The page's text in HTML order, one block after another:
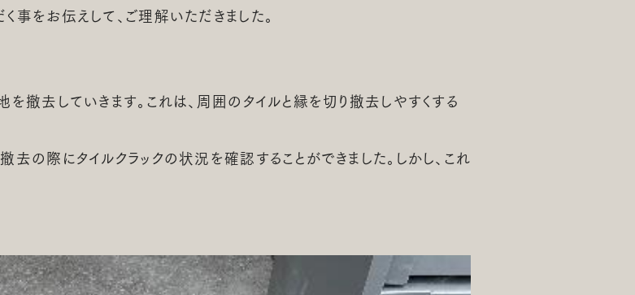
をお伝えして、ご理解いただきました。
撤去していきます。これは、周囲のタイルと縁を切り撤去しやすくする
の際にタイルクラックの状況を確認することができました。しかし、これ